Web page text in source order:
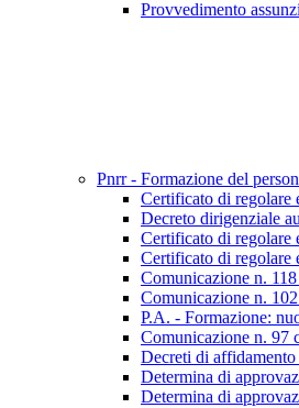
Provvedimento
Pnrr - Formazione del
Certificato di regolare
Decreto dirigenziale
Certificato di regolare
Certificato di regolare
Comunicazione n.
Comunicazione n.
P.A. - Formazione:
Comunicazione n. 97
Decreti di
Determina di
Determina di